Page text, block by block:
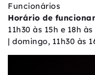
Funcionários
Horário de
11h30 às 15h e 18h
| domingo, 11h30 às